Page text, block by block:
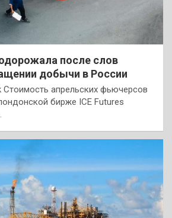
после слов
добычи в России
апрельских фьючерсов
бирже ICE Futures